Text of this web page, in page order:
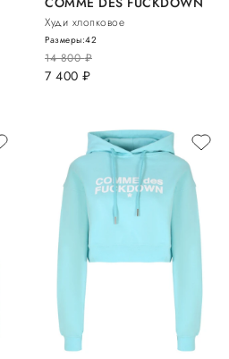
Худи хлопковое
14 800руб.
7 400 руб.
Размеры:42